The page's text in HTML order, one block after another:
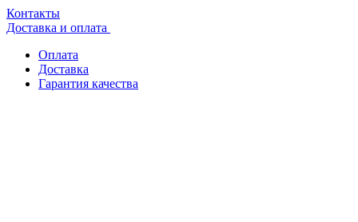
Контакты
Доставка и оплата
Оплата
Доставка
Гарантия качества